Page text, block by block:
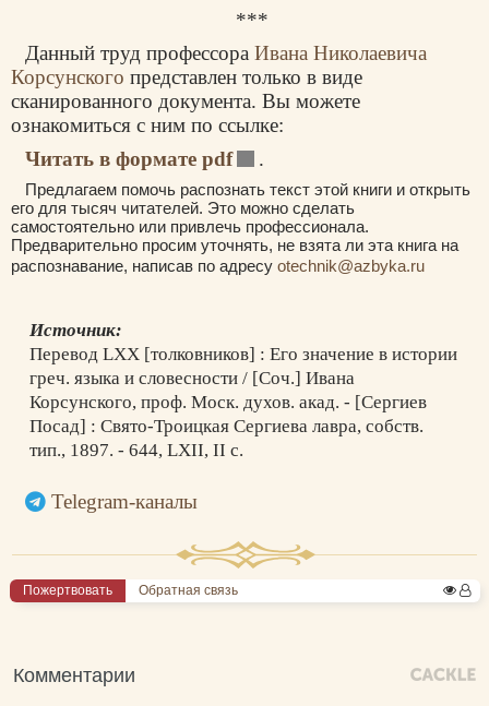
***
Данный труд профессораИвана Николаевича
Корсунского представлен только в виде
сканированного документа. Вы можете
ознакомиться с ним по ссылке:
Читать в формате pdf
.
Предлагаем помочь распознать текст этой книги и открыть
его для тысяч читателей. Это можно сделать
самостоятельно или привлечь профессионала.
Предварительно просим уточнять, не взята ли эта книга на
распознавание, написав по адресу otechnik@azbyka.ru
Источник:
Перевод LXX [толковников] : Его значение в истории
греч. языка и словесности / [Соч.] Ивана
Корсунского, проф. Моск. духов. акад. - [Сергиев
Посад] : Свято-Троицкая Сергиева лавра, собств.
тип., 1897. - 644, LXII, II с.
Telegram-каналы
Пожертвовать Обратная связь
Комментарии